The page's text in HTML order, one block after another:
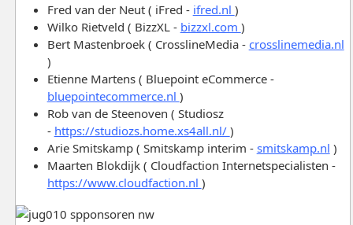
Fred van der Neut ( iFred - ifred.nl )
Wilko Rietveld ( BizzXL - bizzxl.com )
Bert Mastenbroek ( CrosslineMedia - crosslinemedia.nl
)
Etienne Martens ( Bluepoint eCommerce -
bluepointecommerce.nl )
Rob van de Steenoven ( Studiosz
- https://studiozs.home.xs4all.nl/ )
Arie Smitskamp ( Smitskamp interim - smitskamp.nl )
Maarten Blokdijk ( Cloudfaction Internetspecialisten -
https://www.cloudfaction.nl )